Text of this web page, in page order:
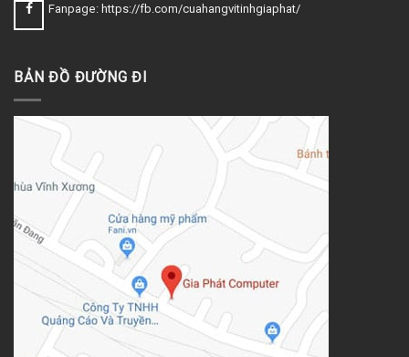
Fanpage: https://fb.com/cuahangvitinhgiaphat/
BẢN ĐỒ ĐƯỜNG ĐI